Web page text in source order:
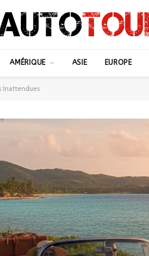
AMÉRIQUE ASIE EUROPE
Inattendues